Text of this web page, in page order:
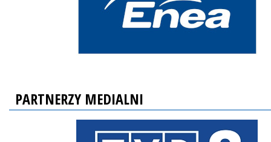
PARTNERZY MEDIALNI